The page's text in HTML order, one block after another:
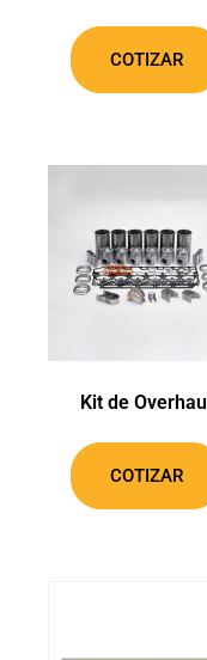
COTIZAR
Kit de Overhaul
COTIZAR